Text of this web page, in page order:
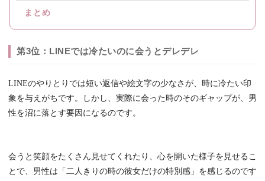
まとめ
第3位：LINEでは冷たいのに会うとデレデレ
LINEのやりとりでは短い返信や絵文字の少なさが、時に冷たい印
象を与えがちです。しかし、実際に会った時のそのギャップが、男
性を沼に落とす要因になるのです。
会うと笑顔をたくさん見せてくれたり、心を開いた様子を見せるこ
とで、男性は「二人きりの時の彼女だけの特別感」を感じるのです